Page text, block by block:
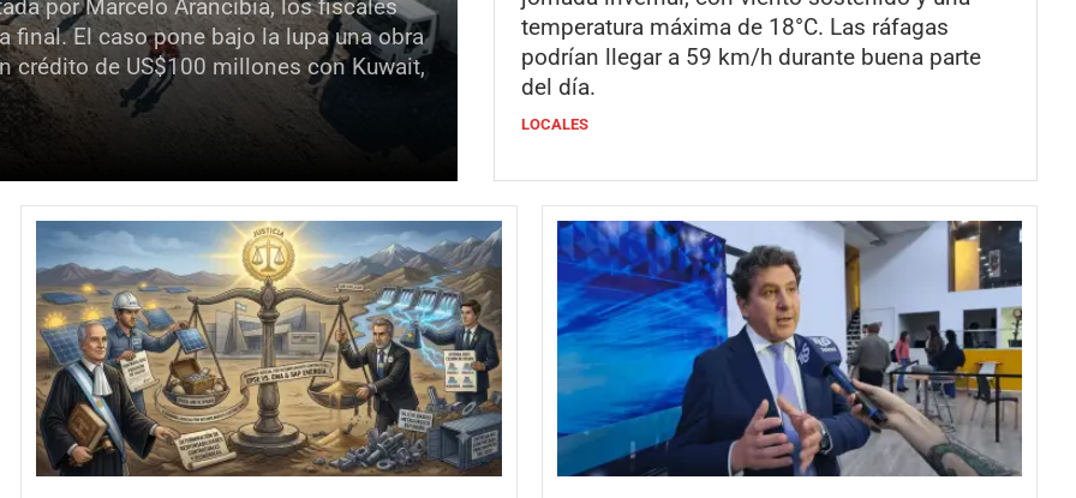
por Marcelo Arancibia, los fiscales
final. El caso pone bajo la lupa una obra
crédito de US$100 millones con Kuwait,
temperatura máxima de 18°C. Las ráfagas
podrían llegar a 59 km/h durante buena parte
del día.
LOCALES